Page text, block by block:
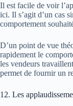
Il est facile de voir
ici. Il s’agit d’un cas
comportement
D’un point de vue
rapidement le
les vendeurs
permet de fournir un
12. Les